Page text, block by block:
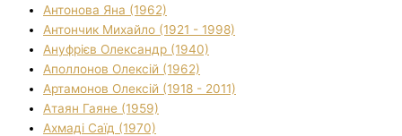
Антонова Яна (1962)
Антончик Михайло (1921 - 1998)
Ануфрієв Олександр (1940)
Аполлонов Олексій (1962)
Артамонов Олексій (1918 - 2011)
Атаян Гаяне (1959)
Ахмаді Саїд (1970)